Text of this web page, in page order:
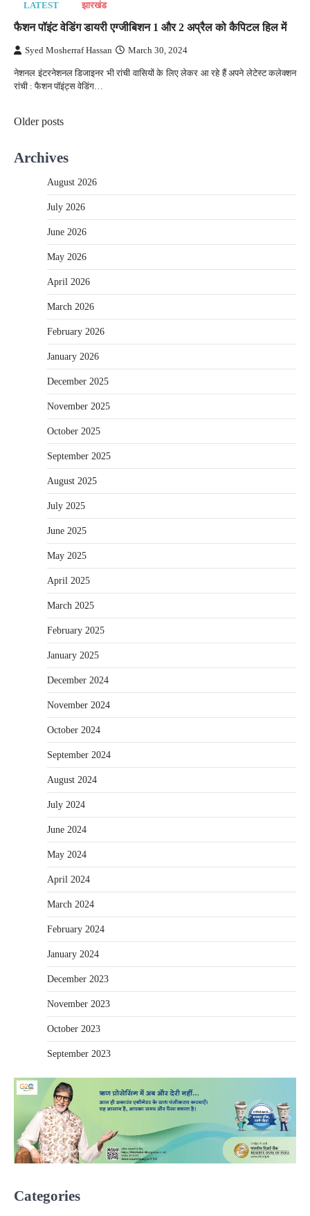
LATEST झारखंड
फैशन पॉइंट वेडिंग डायरी एग्जीबिशन 1 और 2 अप्रैल को कैपिटल हिल में
Syed Mosherraf Hassan March 30, 2024
नेशनल इंटरनेशनल डिजाइनर भी रांची वासियों के लिए लेकर आ रहे हैं अपने लेटेस्ट कलेक्शन
रांची : फैशन पॉइंट्स वेडिंग…
Posts
Older posts
Archives
August 2026
July 2026
June 2026
May 2026
April 2026
March 2026
February 2026
January 2026
December 2025
November 2025
October 2025
September 2025
August 2025
July 2025
June 2025
May 2025
April 2025
March 2025
February 2025
January 2025
December 2024
November 2024
October 2024
September 2024
August 2024
July 2024
June 2024
May 2024
April 2024
March 2024
February 2024
January 2024
December 2023
November 2023
October 2023
September 2023
Categories